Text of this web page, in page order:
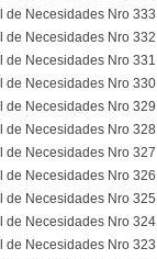
de Necesidades Nro 333
de Necesidades Nro 332
de Necesidades Nro 331
de Necesidades Nro 330
de Necesidades Nro 329
de Necesidades Nro 328
de Necesidades Nro 327
de Necesidades Nro 326
de Necesidades Nro 325
de Necesidades Nro 324
de Necesidades Nro 323